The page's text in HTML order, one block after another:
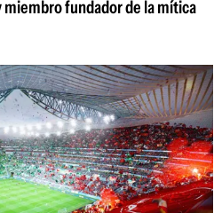
miembro fundador de la mítica